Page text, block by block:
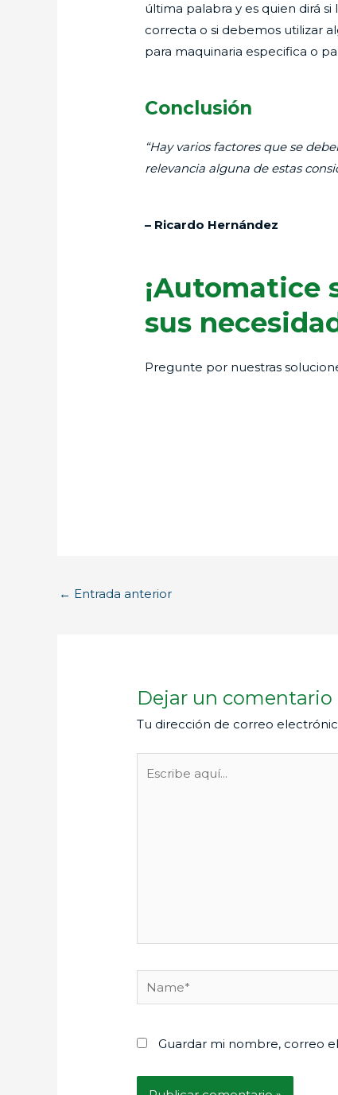
última palabra y es quien dirá
correcta o si debemos utilizar
para maquinaria especifica o
Conclusión
“Hay varios factores que se
relevancia alguna de estas
– Ricardo Hernández
¡Automatice
sus
Pregunte por nuestras
← Entrada anterior
Dejar un comentario
Tu dirección de correo
Name*
Guardar mi nombre, correo